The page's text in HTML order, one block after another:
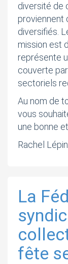
diversité de
proviennent
diversifiés.
mission est
représente
couverte
sectoriels
Au nom de
vous
une bonne
Rachel
La
fête